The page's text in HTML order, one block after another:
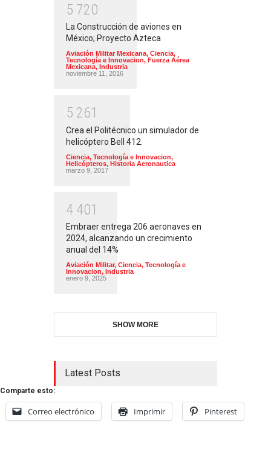
5 720
La Construcción de aviones en
México; Proyecto Azteca
Aviación Militar Mexicana, Ciencia,
Tecnología e Innovacion, Fuerza Aérea
Mexicana, Industria
noviembre 11, 2016
5 261
Crea el Politécnico un simulador de
helicóptero Bell 412.
Ciencia, Tecnología e Innovacion,
Helicópteros, Historia Aeronautica
marzo 9, 2017
4 401
Embraer entrega 206 aeronaves en
2024, alcanzando un crecimiento
anual del 14%
Aviación Militar, Ciencia, Tecnología e
Innovacion, Industria
enero 9, 2025
SHOW MORE
Latest Posts
Comparte esto:
Correo electrónico Imprimir Pinterest